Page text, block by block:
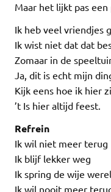
Maar het lijkt pas een
Ik heb veel vriendjes
Ik wist niet dat dat
Zomaar in de
Ja, dit is echt mijn
Kijk eens hoe ik hier
’t Is hier altijd feest.
Refrein
Ik wil niet meer terug
Ik blijf lekker weg
Ik spring de wije
Ik wil nooit meer